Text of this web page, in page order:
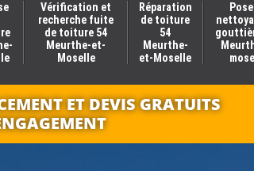
Vérification et
recherche fuite
de toiture 54
Meurthe-et-
Moselle
Réparation
de toiture
54
Meurthe-
et-Moselle
ET DEVIS GRATUITS